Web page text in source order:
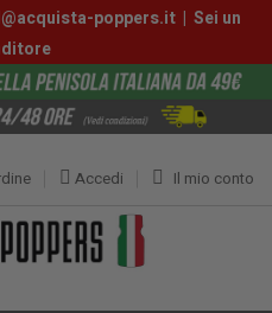
poppers.it| Sei un
Il mio conto
Accedi